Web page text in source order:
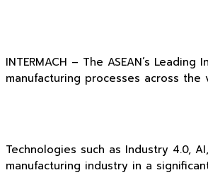
INTERMACH – The ASEAN’s
manufacturing processes across the
Technologies such as Industry 4.0,
manufacturing industry in a